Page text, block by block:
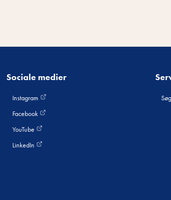
Sociale medier
Instagram
Facebook
YouTube
LinkedIn
Søg